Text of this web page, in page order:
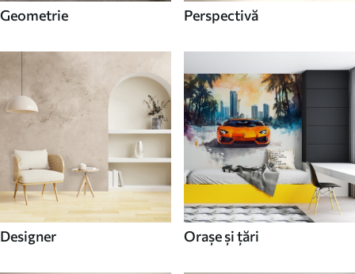
Geometrie Perspectivă
Designer Orașe și țări